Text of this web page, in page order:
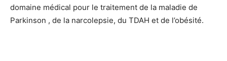
domaine médical pour le traitement de la maladie de
Parkinson , de la narcolepsie, du TDAH et de l’obésité.